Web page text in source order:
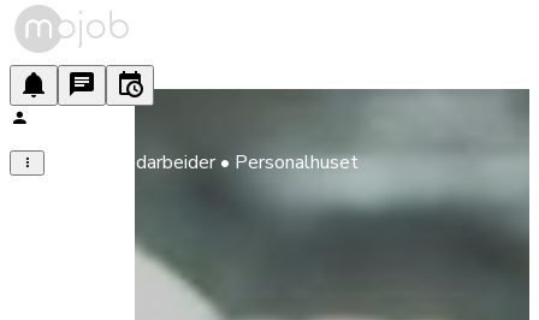
Kantinemedarbeider • Personalhuset